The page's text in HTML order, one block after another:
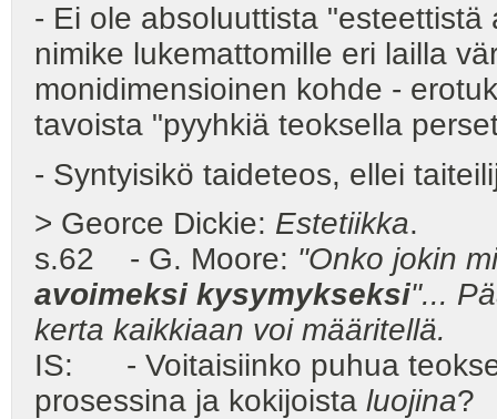
- Ei ole absoluuttista
nimike lukemattomille eri lailla
monidimensioinen kohde -
tavoista "pyyhkiä teoksella
- Syntyisikö taideteos, ellei
> Georce Dickie: Estetiikka.
s.62 - G. Moore: "Onko jokin
avoimeksi kysymykseksi"...
kerta kaikkiaan voi määritellä.
IS: - Voitaisiinko puhua
prosessina ja kokijoista luojina?